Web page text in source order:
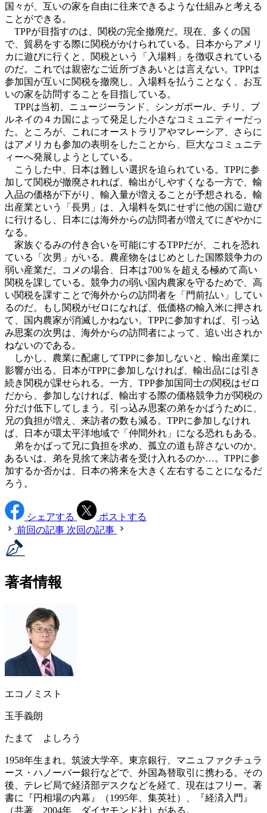
国々が、互いの家を自由に往来できるような仕組みと考える
ことができる。
TPPが目指すのは、関税の完全撤廃だ。現在、多くの国
で、貿易をする際に関税がかけられている。日本からアメリ
カに遊びに行くと、関税という「入場料」を徴収されている
のだ。これでは親密なご近所づきあいとは言えない。TPPは
参加国が互いに関税を撤廃し、入場料を払うことなく、お互
いの家を訪問することを目指している。
TPPは当初、ニュージーランド、シンガポール、チリ、ブ
ルネイの４カ国によって発足した小さなコミュニティーだっ
た。ところが、これにオーストラリアやマレーシア、さらに
はアメリカも参加の表明をしたことから、巨大なコミュニテ
ィーへ発展しようとしている。
こうした中、日本は難しい選択を迫られている。TPPに参
加して関税が撤廃されれば、輸出がしやすくなる一方で、輸
入品の価格が下がり、輸入量が増えることが予想される。輸
出産業という「長男」は、入場料を気にせずに他の国に遊び
に行けるし、日本には海外からの訪問者が増えてにぎやかに
なる。
家族ぐるみの付き合いを可能にするTPPだが、これを恐れ
ている「次男」がいる。農産物をはじめとした国際競争力の
弱い産業だ。コメの場合、日本は700％を超える極めて高い
関税を課している。競争力の弱い国内農家を守るためで、高
い関税を課すことで海外からの訪問者を「門前払い」してい
るのだ。もし関税がゼロになれば、低価格の輸入米に押され
て、国内農家が消滅しかねない。TPPに参加すれば、引っ込
み思案の次男は、海外からの訪問者によって、追い出されか
ねないのである。
しかし、農業に配慮してTPPに参加しないと、輸出産業に
影響が出る。日本がTPPに参加しなければ、輸出品には引き
続き関税が課せられる。一方、TPP参加国同士の関税はゼロ
だから、参加しなければ、輸出する際の価格競争力が関税の
分だけ低下してしまう。引っ込み思案の弟をかばうために、
兄の負担が増え、来訪者の数も減る。TPPに参加しなけれ
ば、日本が環太平洋地域で「仲間外れ」になる恐れもある。
弟をかばって兄に負担を求め、孤立の道も辞さないのか。
あるいは、弟を見捨て来訪者を受け入れるのか…。TPPに参
加するか否かは、日本の将来を大きく左右することになるだ
ろう。
シェアする
ポストする
前回の記事 次回の記事
著者情報
エコノミスト
玉手義朗
たまて よしろう
1958年生まれ。筑波大学卒。東京銀行、マニュファクチュラ
ース・ハノーバー銀行などで、外国為替取引に携わる。その
後、テレビ局で経済部デスクなどを経て、現在はフリー。著
書に『円相場の内幕』（1995年、集英社）、『経済入門』
（共著、2004年、ダイヤモンド社）がある。